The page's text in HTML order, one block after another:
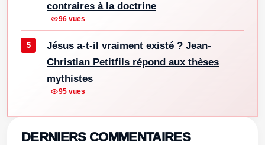
contraires à la doctrine
96 vues
Jésus a-t-il vraiment existé ? Jean-
Christian Petitfils répond aux thèses
mythistes
95 vues
DERNIERS COMMENTAIRES